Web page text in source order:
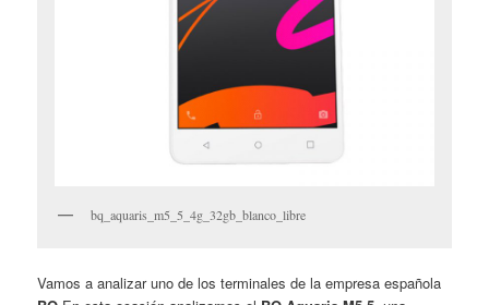
bq_aquaris_m5_5_4g_32gb_blanco_libre
Vamos a analizar uno de los terminales de la empresa española